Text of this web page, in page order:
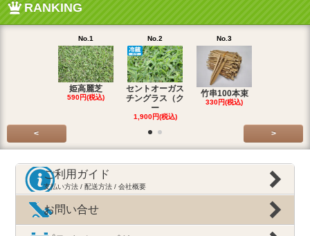
RANKING
No.1
姫高麗芝
590円(税込)
No.2
セントオーガス
チングラス（ク
ー
1,900円(税込)
No.3
竹串100本束
330円(税込)
< >
ご利用ガイド
支払い方法 / 配送方法 / 会社概要
お問い合せ